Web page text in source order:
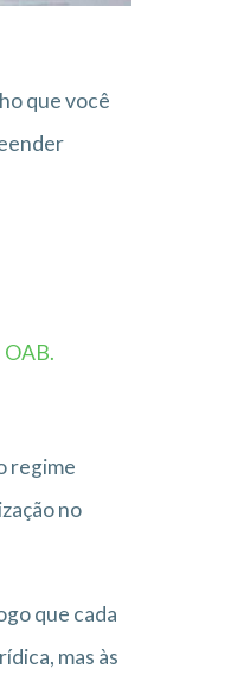
que você
OAB.
regime
no
que cada
mas às